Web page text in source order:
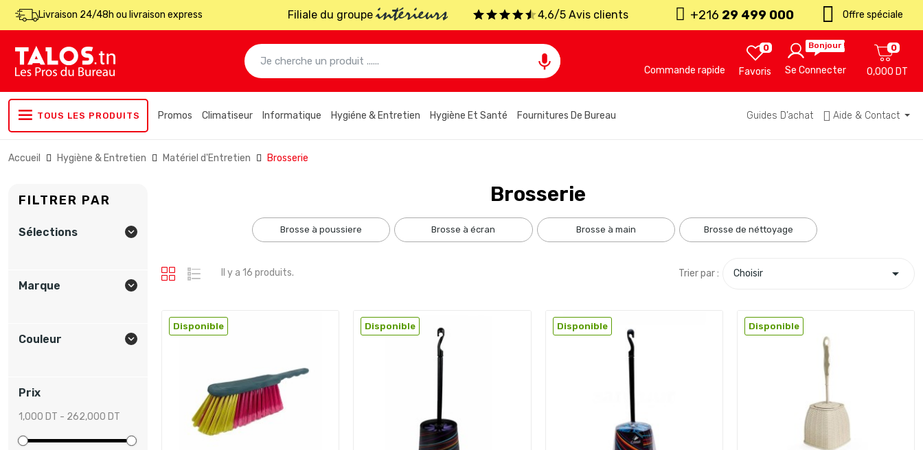
Livraison 24/48h ou livraison express Filiale du groupeintérieurs 4,6/5 Avis clients +216 29 499 000 Offre spéciale
 Commande rapide Favoris
0 Bonjour !
Se Connecter 0,000 DT
0
TOUS LES PRODUITS Promos Climatiseur Informatique Hygiéne & Entretien Hygiène Et Santé Fournitures De Bureau Guides D’achat Aide & Contact
Accueil Hygiène & Entretien Matériel d'Entretien Brosserie
FILTRER PAR
Sélections 
Marque 
Couleur 
Prix
1,000 DT - 262,000 DT
Brosserie
brosse à poussiere brosse à écran brosse à main brosse de néttoyage
Il y a 16 produits. Trier par : Choisir 
Disponible Disponible Disponible Disponible